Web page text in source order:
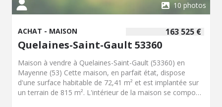
10 photos
163 525 €
ACHAT - MAISON
Quelaines-Saint-Gault 53360
Maison à vendre à Quelaines-Saint-Gault (53360) en
Mayenne (53) Cette maison, en parfait état, dispose
d'une surface habitable de 72,41 m² et est implantée sur
un terrain de 815 m². L'intérieur de la maison se compose